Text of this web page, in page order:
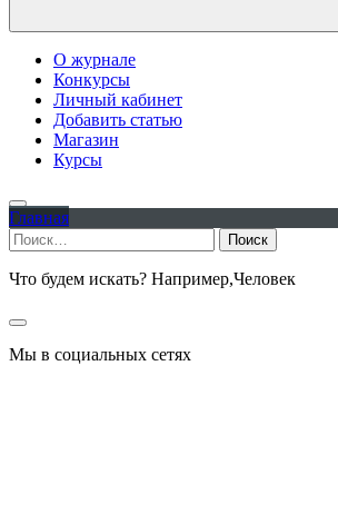
О журнале
Конкурсы
Личный кабинет
Добавить статью
Магазин
Курсы
Главная
Найти:
Что будем искать? Например,Человек
Мы в социальных сетях